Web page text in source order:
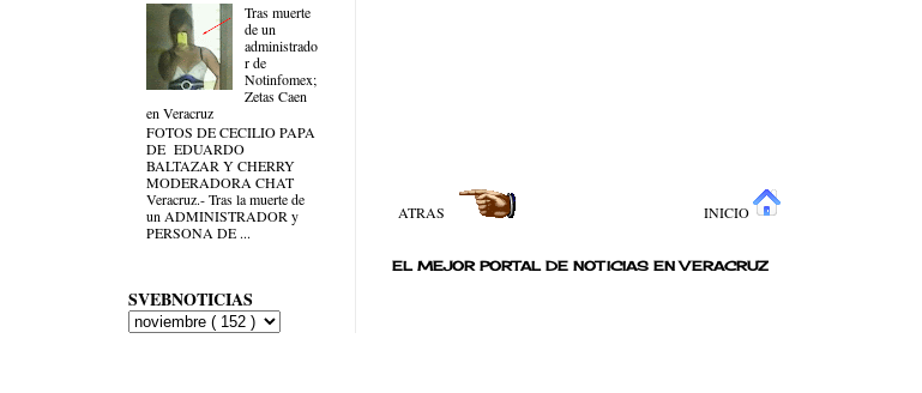
ATRAS INICIO
EL MEJOR PORTAL DE NOTICIAS EN VERACRUZ
Tras muerte
de un
administrado
r de
Notinfomex;
Zetas Caen
en Veracruz
FOTOS DE CECILIO PAPA
DE EDUARDO
BALTAZAR Y CHERRY
MODERADORA CHAT
Veracruz.- Tras la muerte de
un ADMINISTRADOR y
PERSONA DE ...
SVEBNOTICIAS